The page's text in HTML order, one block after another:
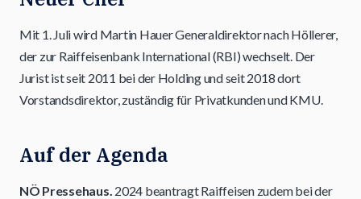
Mit 1. Juli wird Martin Hauer Generaldirektor nach Höllerer,
der zur Raiffeisenbank International (RBI) wechselt. Der
Jurist ist seit 2011 bei der Holding und seit 2018 dort
Vorstandsdirektor, zuständig für Privatkunden und KMU.
Auf der Agenda
NÖ Pressehaus. 2024 beantragt Raiffeisen zudem bei der